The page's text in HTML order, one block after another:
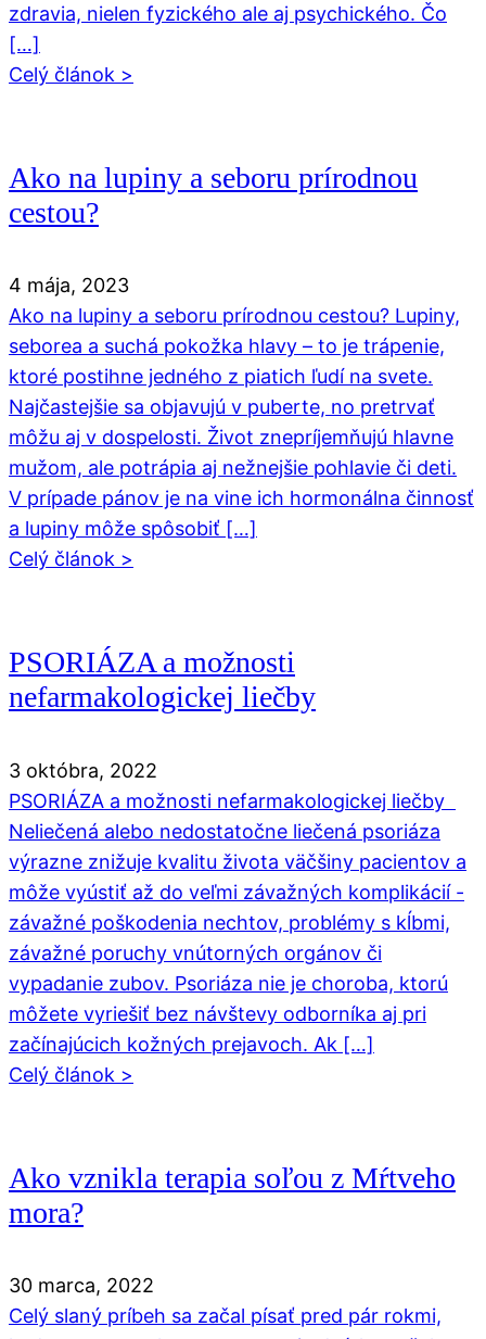
zdravia, nielen fyzického ale aj psychického. Čo
[…]
Celý článok >
Ako na lupiny a seboru prírodnou
cestou?
4 mája, 2023
Ako na lupiny a seboru prírodnou cestou? Lupiny,
seborea a suchá pokožka hlavy – to je trápenie,
ktoré postihne jedného z piatich ľudí na svete.
Najčastejšie sa objavujú v puberte, no pretrvať
môžu aj v dospelosti. Život znepríjemňujú hlavne
mužom, ale potrápia aj nežnejšie pohlavie či deti.
V prípade pánov je na vine ich hormonálna činnosť
a lupiny môže spôsobiť […]
Celý článok >
PSORIÁZA a možnosti
nefarmakologickej liečby
3 októbra, 2022
PSORIÁZA a možnosti nefarmakologickej liečby
Neliečená alebo nedostatočne liečená psoriáza
výrazne znižuje kvalitu života väčšiny pacientov a
môže vyústiť až do veľmi závažných komplikácií -
závažné poškodenia nechtov, problémy s kĺbmi,
závažné poruchy vnútorných orgánov či
vypadanie zubov. Psoriáza nie je choroba, ktorú
môžete vyriešiť bez návštevy odborníka aj pri
začínajúcich kožných prejavoch. Ak […]
Celý článok >
Ako vznikla terapia soľou z Mŕtveho
mora?
30 marca, 2022
Celý slaný príbeh sa začal písať pred pár rokmi,